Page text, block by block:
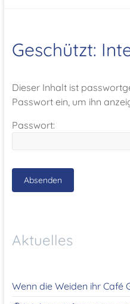
Geschützt:
Dieser Inhalt ist
Passwort ein, um ihn
Passwort:
Aktuelles
Wenn die Weiden ihr Café